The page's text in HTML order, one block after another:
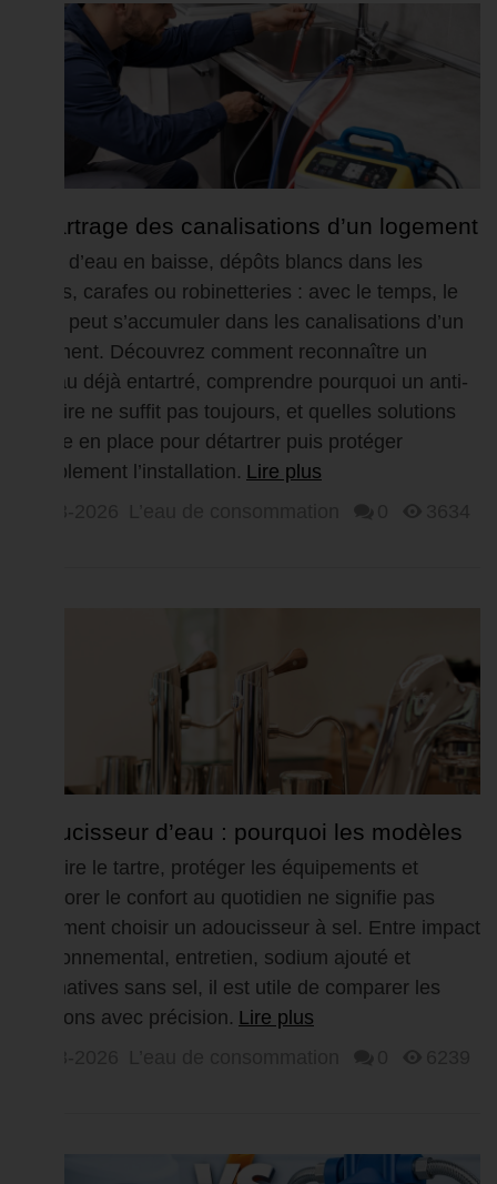
Détartrage des canalisations d’un logement
: comment retrouver un...
Débit d’eau en baisse, dépôts blancs dans les
verres, carafes ou robinetteries : avec le temps, le
tartre peut s’accumuler dans les canalisations d’un
logement. Découvrez comment reconnaître un
réseau déjà entartré, comprendre pourquoi un anti-
calcaire ne suffit pas toujours, et quelles solutions
mettre en place pour détartrer puis protéger
durablement l’installation. Lire plus
Adoucisseur d’eau : pourquoi les modèles
à sel ne sont plus la...
Réduire le tartre, protéger les équipements et
améliorer le confort au quotidien ne signifie pas
forcément choisir un adoucisseur à sel. Entre impact
environnemental, entretien, sodium ajouté et
alternatives sans sel, il est utile de comparer les
solutions avec précision. Lire plus